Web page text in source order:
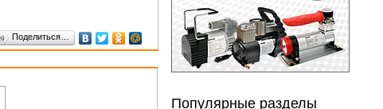
Поделиться…
Популярные разделы